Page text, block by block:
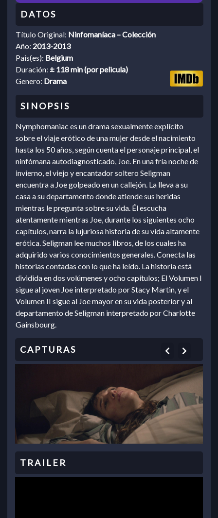
Título Original: Ninfomaníaca – Colección
Año: 2013-2013
Pais(es): Belgium
Duración: ± 118 min (por pelicula)
Genero: Drama
Nymphomaniac es un drama sexualmente explícito
sobre el viaje erótico de una mujer desde el nacimiento
hasta los 50 años, según cuenta el personaje principal, el
ninfómana autodiagnosticado, Joe. En una fría noche de
invierno, el viejo y encantador soltero Seligman
encuentra a Joe golpeado en un callejón. La lleva a su
casa a su departamento donde atiende sus heridas
mientras le pregunta sobre su vida. Él escucha
atentamente mientras Joe, durante los siguientes ocho
capítulos, narra la lujuriosa historia de su vida altamente
erótica. Seligman lee muchos libros, de los cuales ha
adquirido varios conocimientos generales. Conecta las
historias contadas con lo que ha leído. La historia está
dividida en dos volúmenes y ocho capítulos; El Volumen I
sigue al joven Joe interpretado por Stacy Martin, y el
Volumen II sigue al Joe mayor en su vida posterior y al
departamento de Seligman interpretado por Charlotte
Gainsbourg.
Previous